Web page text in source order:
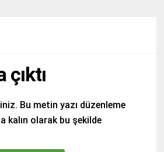
Bu metin yazı düzenleme
kalın olarak bu şekilde